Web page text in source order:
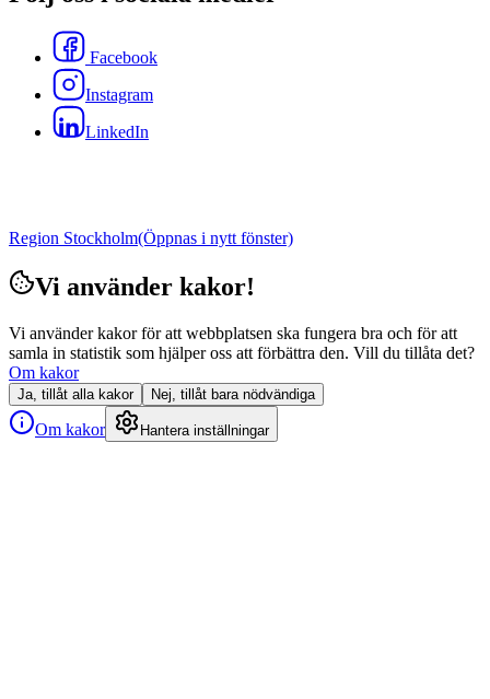
Facebook
Instagram
LinkedIn
Region Stockholm(Öppnas i nytt fönster)
Vi använder kakor!
Vi använder kakor för att webbplatsen ska fungera bra och för att
samla in statistik som hjälper oss att förbättra den. Vill du tillåta det?
Om kakor
Ja, tillåt alla kakor Nej, tillåt bara nödvändiga
Om kakor Hantera inställningar